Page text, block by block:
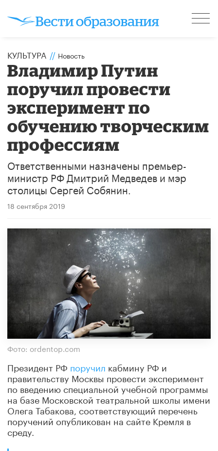
КУЛЬТУРА // Новость
Владимир Путин
поручил провести
эксперимент по
обучению творческим
профессиям
Ответственными назначены премьер-
министр РФ Дмитрий Медведев и мэр
столицы Сергей Собянин.
18 сентября 2019
Фото: ordentop.com
Президент РФ поручил кабмину РФ и
правительству Москвы провести эксперимент
по введению специальной учебной программы
на базе Московской театральной школы имени
Олега Табакова, соответствующий перечень
поручений опубликован на сайте Кремля в
среду.